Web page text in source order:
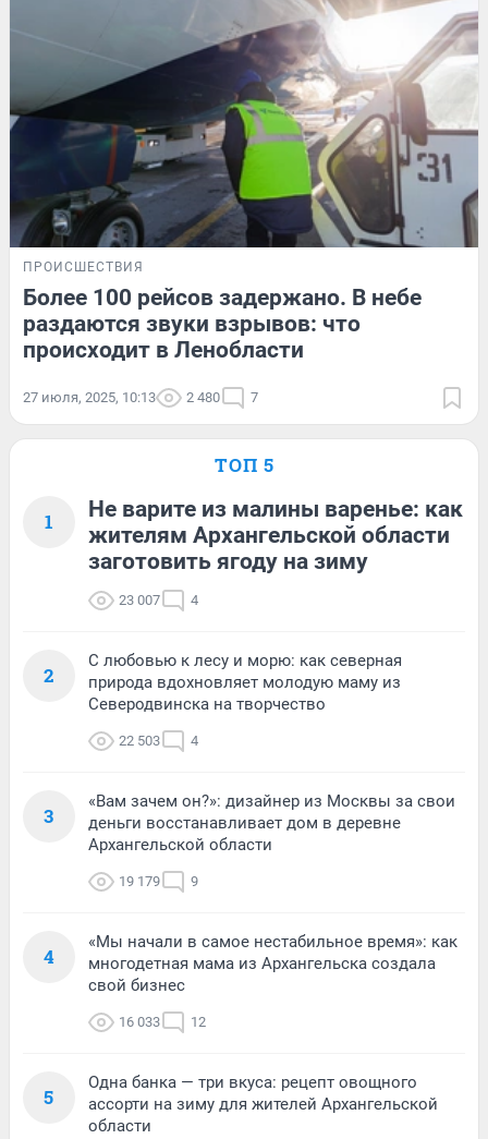
ПРОИСШЕСТВИЯ
Более 100 рейсов задержано. В небе
раздаются звуки взрывов: что
происходит в Ленобласти
27 июля, 2025, 10:13 2 480 7
ТОП 5
1
Не варите из малины варенье: как
жителям Архангельской области
заготовить ягоду на зиму
23 007 4
2
С любовью к лесу и морю: как северная
природа вдохновляет молодую маму из
Северодвинска на творчество
22 503 4
3
«Вам зачем он?»: дизайнер из Москвы за свои
деньги восстанавливает дом в деревне
Архангельской области
19 179 9
4
«Мы начали в самое нестабильное время»: как
многодетная мама из Архангельска создала
свой бизнес
16 033 12
5
Одна банка — три вкуса: рецепт овощного
ассорти на зиму для жителей Архангельской
области